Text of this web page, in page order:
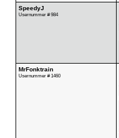
SpeedyJ
Usernummer # 984
MrFonktrain
Usernummer # 1460